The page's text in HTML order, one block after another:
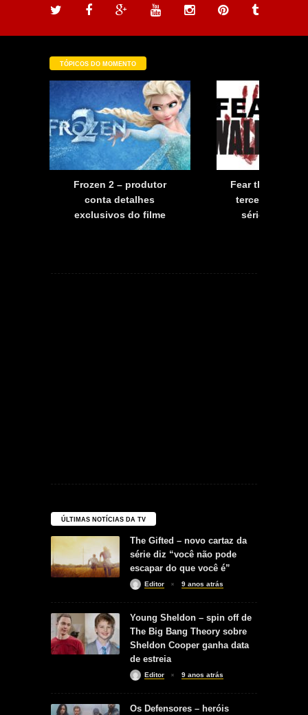
TÓPICOS DO MOMENTO
Frozen 2 – produtor
conta detalhes
exclusivos do filme
Fear the
terceira
série já tem
ÚLTIMAS NOTÍCIAS DA TV
The Gifted – novo cartaz da
série diz “você não pode
escapar do que você é”
Editor 9 anos atrás
Young Sheldon – spin off de
The Big Bang Theory sobre
Sheldon Cooper ganha data
de estreia
Editor 9 anos atrás
Os Defensores – heróis